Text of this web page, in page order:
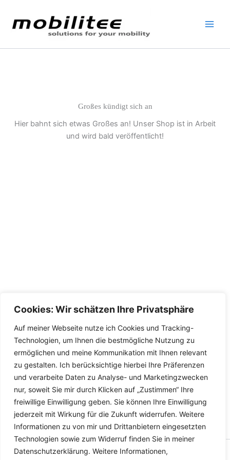
Cookies: Wir schätzen Ihre Privatsphäre
Auf meiner Webseite nutze ich Cookies und Tracking-
Technologien, um Ihnen die bestmögliche Nutzung zu
ermöglichen und meine Kommunikation mit Ihnen relevant
zu gestalten. Ich berücksichtige hierbei Ihre Präferenzen
und verarbeite Daten zu Analyse- und Marketingzwecken
nur, soweit Sie mir durch Klicken auf „Zustimmen“ Ihre
freiwillige Einwilligung geben. Sie können Ihre Einwilligung
jederzeit mit Wirkung für die Zukunft widerrufen. Weitere
Informationen zu von mir und Drittanbietern eingesetzten
Technologien sowie zum Widerruf finden Sie in meiner
Datenschutzerklärung. Weitere Informationen,
Inhalt
springen
Großes kündigt sich an
Hier bahnt sich etwas Großes an! Unser Shop ist in Arbeit
und wird bald veröffentlicht!
Copyright © 2026 Versandhandel für Fahrzeugteile, Ersatzteile
Menge